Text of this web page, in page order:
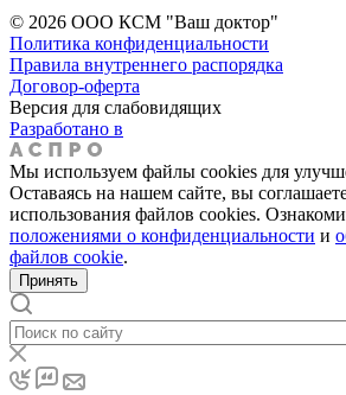
© 2026 ООО КСМ "Ваш доктор"
Политика конфиденциальности
Правила внутреннего распорядка
Договор-оферта
Версия для слабовидящих
Разработано в
Мы используем файлы cookies для
Оставаясь на нашем сайте, вы
использования файлов cookies.
положениями о конфиденциальности и
файлов cookie.
Принять